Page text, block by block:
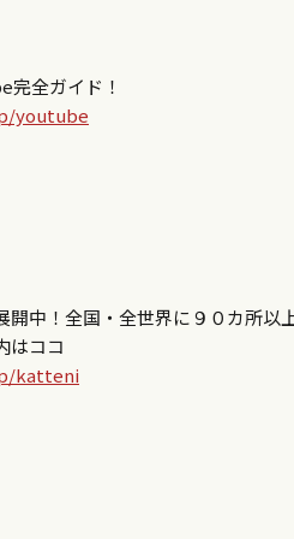
完全ガイド！
youtube
開中！全国・全世界に９０カ所以
はココ
katteni